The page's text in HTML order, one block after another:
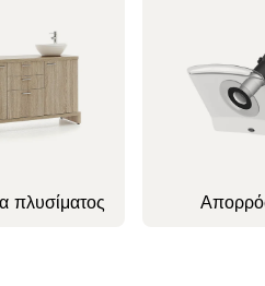
πλυσίματος